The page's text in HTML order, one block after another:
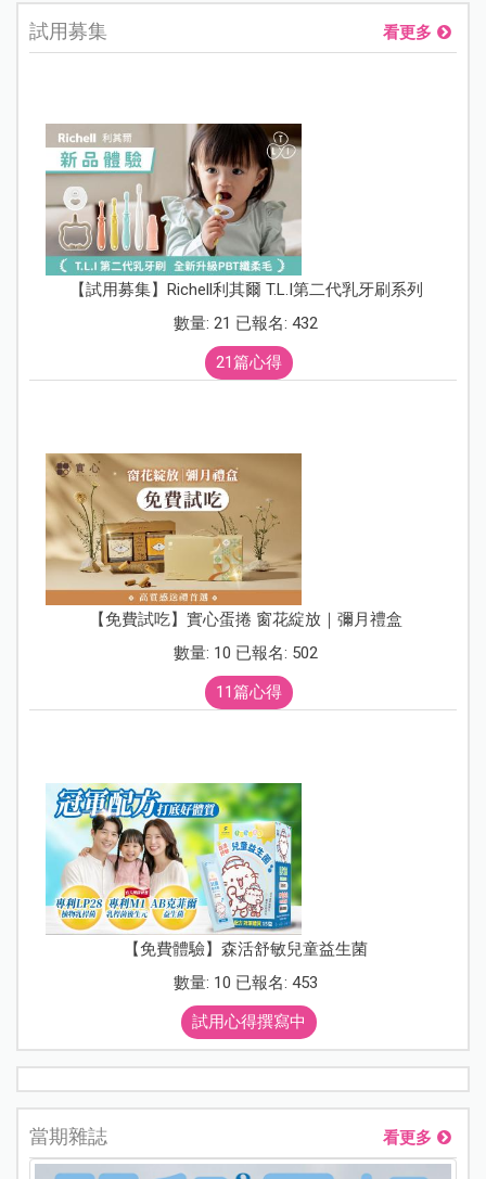
試用募集 看更多
【試用募集】Richell利其爾 T.L.I第二代乳牙刷系列
數量: 21 已報名: 432
21篇心得
【免費試吃】實心蛋捲 窗花綻放｜彌月禮盒
數量: 10 已報名: 502
11篇心得
【免費體驗】森活舒敏兒童益生菌
數量: 10 已報名: 453
試用心得撰寫中
當期雜誌 看更多